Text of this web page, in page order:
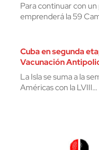
Para continuar con
emprenderá la 59
Cuba en segunda
Vacunación
La Isla se suma a la
Américas con la LVIII…